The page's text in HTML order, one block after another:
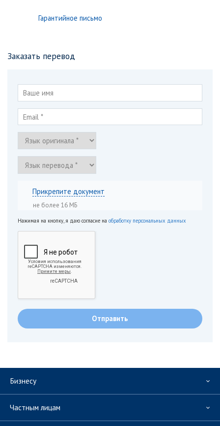
Гарантийное письмо
Заказать перевод
Прикрепите документ
не более 16 МБ
Нажимая на кнопку, я даю согласие на обработку персональных данных
Бизнесу
Частным лицам